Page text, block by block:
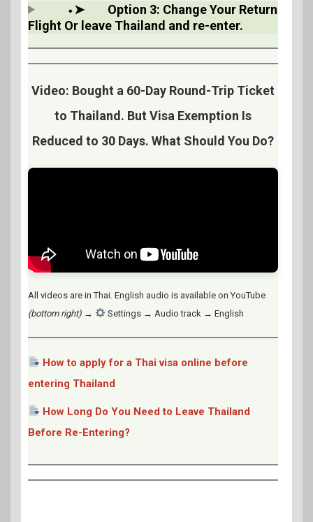
⬩➤
Option 3: Change Your Return
Flight Or leave Thailand and re-enter.
Video: Bought a 60-Day Round-Trip Ticket
to Thailand. But Visa Exemption Is
Reduced to 30 Days. What Should You Do?
All videos are in Thai. English audio is available on YouTube
(bottom right) → Settings → Audio track → English
How to apply for a Thai visa online before
entering Thailand
How Long Do You Need to Leave Thailand
Before Re-Entering?